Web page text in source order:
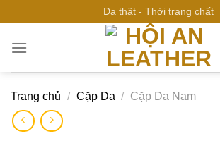
qua
nội
Da thật - Thời trang chất
Trang chủ / Cặp Da / Cặp Da Nam